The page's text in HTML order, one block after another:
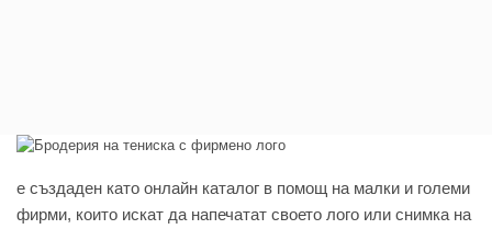
e създаден като онлайн каталог в помощ на малки и големи
фирми, които искат да напечатат своето лого или снимка на